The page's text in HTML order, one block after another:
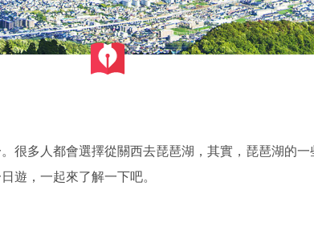
很多人都會選擇從關西去琵琶湖，其實，琵琶湖的
遊，一起來了解一下吧。